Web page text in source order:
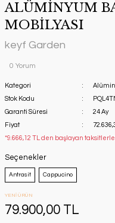
ALÜMİNYUM
MOBİLYASI
keyf Garden
0 Yorum
Kategori
Stok Kodu
Garanti Süresi
24 Ay
Fiyat
*9.666,12 TL den başlayan
Seçenekler
Antrasit Cappucino
YENİ ÜRÜN
79.900,00 TL